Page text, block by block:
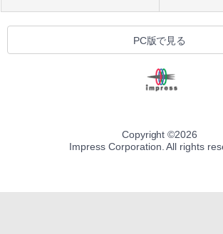
PC版で見る
Copyright ©2026
Impress Corporation. All rights